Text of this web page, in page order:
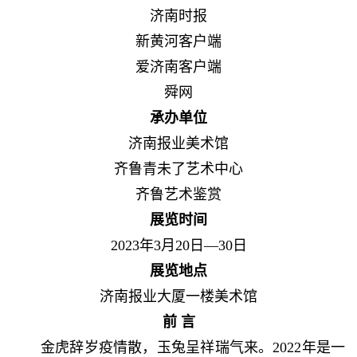
济南时报
新黄河客户端
爱济南客户端
舜网
承办单位
济南报业美术馆
齐鲁青未了艺术中心
齐鲁艺术鉴赏
展览时间
2023年3月20日—30日
展览地点
济南报业大厦一楼美术馆
前 言
金虎辞岁疫情散，玉兔呈祥瑞气来。2022年是一